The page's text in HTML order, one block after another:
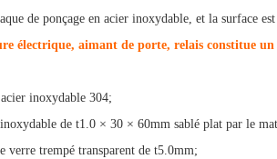
de ponçage en acier inoxydable, et la surface
électrique, aimant de porte, relais constitue un
inoxydable 304;
de t1.0 × 30 × 60mm sablé plat par le
verre trempé transparent de t5.0mm;